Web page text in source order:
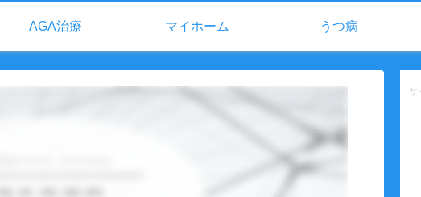
AGA治療 マイホーム うつ病